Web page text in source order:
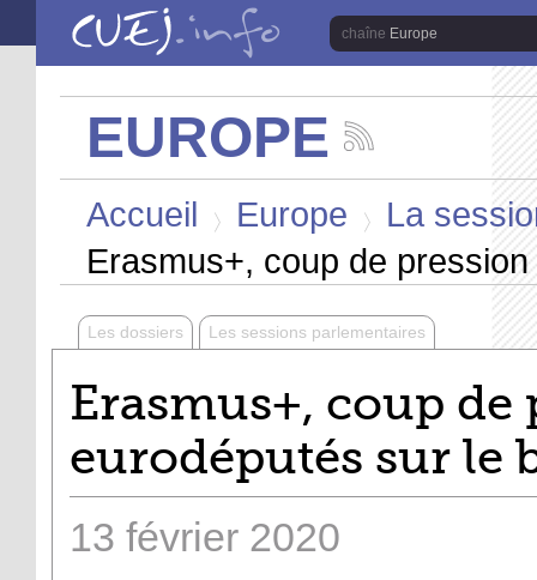
Aller au contenu principal
Europe
EUROPE
les
de
la
Europe
Accueil Europe
La
Erasmus+, coup de
Les dossiers Les sessions parlementaires
Erasmus+, coup de
eurodéputés sur le
13 février 2020